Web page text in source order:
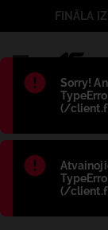
Błąd:
Sorry!
(/
Błąd:
(/
FINĀLA